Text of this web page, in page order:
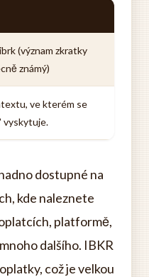
(význam zkratky
známý)
ve kterém se
vyskytuje.
dostupné na
kde naleznete
platformě,
dalšího. IBKR
což je velkou